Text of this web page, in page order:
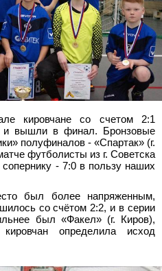
кировчане со счетом 2:1
и вышли в финал. Бронзовые
полуфиналов - «Спартак» (г.
футболисты из г. Советска
- 7:0 в пользу наших
был более напряженным,
со счётом 2:2, и в серии
был «Факел» (г. Киров),
определила исход